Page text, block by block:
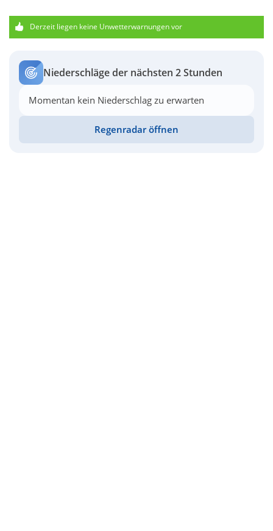
Derzeit liegen keine Unwetterwarnungen vor
Niederschläge der nächsten 2 Stunden
Momentan kein Niederschlag zu erwarten
Regenradar öffnen